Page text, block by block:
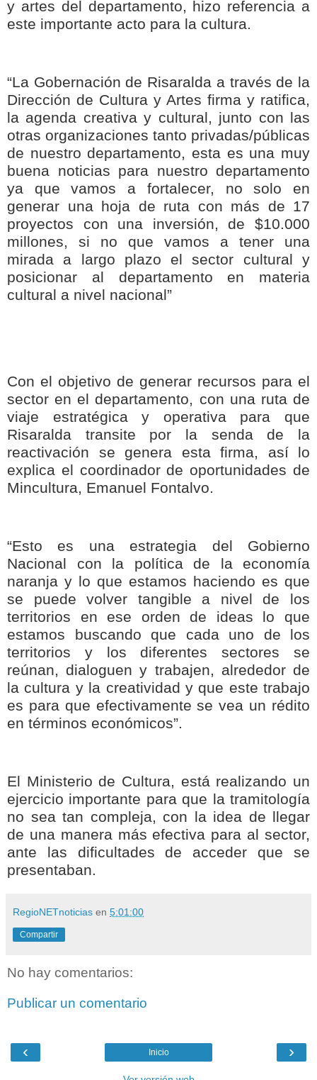
y artes del departamento, hizo referencia a
este importante acto para la cultura.
“La Gobernación de Risaralda a través de la
Dirección de Cultura y Artes firma y ratifica,
la agenda creativa y cultural, junto con las
otras organizaciones tanto privadas/públicas
de nuestro departamento, esta es una muy
buena noticias para nuestro departamento
ya que vamos a fortalecer, no solo en
generar una hoja de ruta con más de 17
proyectos con una inversión, de $10.000
millones, si no que vamos a tener una
mirada a largo plazo el sector cultural y
posicionar al departamento en materia
cultural a nivel nacional”
Con el objetivo de generar recursos para el
sector en el departamento, con una ruta de
viaje estratégica y operativa para que
Risaralda transite por la senda de la
reactivación se genera esta firma, así lo
explica el coordinador de oportunidades de
Mincultura, Emanuel Fontalvo.
“Esto es una estrategia del Gobierno
Nacional con la política de la economía
naranja y lo que estamos haciendo es que
se puede volver tangible a nivel de los
territorios en ese orden de ideas lo que
estamos buscando que cada uno de los
territorios y los diferentes sectores se
reúnan, dialoguen y trabajen, alrededor de
la cultura y la creatividad y que este trabajo
es para que efectivamente se vea un rédito
en términos económicos”.
El Ministerio de Cultura, está realizando un
ejercicio importante para que la tramitología
no sea tan compleja, con la idea de llegar
de una manera más efectiva para al sector,
ante las dificultades de acceder que se
presentaban.
RegioNETnoticias en 5:01:00
Compartir
No hay comentarios:
Publicar un comentario
‹ ›
Inicio